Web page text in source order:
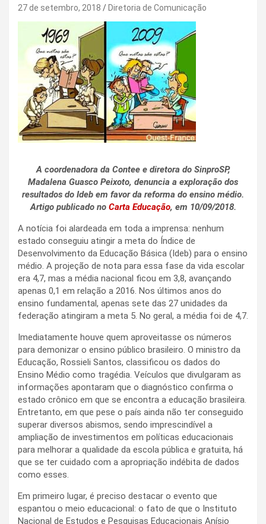
27 de setembro, 2018 Diretoria de Comunicação
A coordenadora da Contee e diretora do SinproSP,
Madalena Guasco Peixoto, denuncia a exploração dos
resultados do Ideb em favor da reforma do ensino médio.
Artigo publicado no Carta Educação, em 10/09/2018.
A notícia foi alardeada em toda a imprensa: nenhum
estado conseguiu atingir a meta do Índice de
Desenvolvimento da Educação Básica (Ideb) para o ensino
médio. A projeção de nota para essa fase da vida escolar
era 4,7, mas a média nacional ficou em 3,8, avançando
apenas 0,1 em relação a 2016. Nos últimos anos do
ensino fundamental, apenas sete das 27 unidades da
federação atingiram a meta 5. No geral, a média foi de 4,7.
Imediatamente houve quem aproveitasse os números
para demonizar o ensino público brasileiro. O ministro da
Educação, Rossieli Santos, classificou os dados do
Ensino Médio como tragédia. Veículos que divulgaram as
informações apontaram que o diagnóstico confirma o
estado crônico em que se encontra a educação brasileira.
Entretanto, em que pese o país ainda não ter conseguido
superar diversos abismos, sendo imprescindível a
ampliação de investimentos em políticas educacionais
para melhorar a qualidade da escola pública e gratuita, há
que se ter cuidado com a apropriação indébita de dados
como esses.
Em primeiro lugar, é preciso destacar o evento que
espantou o meio educacional: o fato de que o Instituto
Nacional de Estudos e Pesquisas Educacionais Anísio